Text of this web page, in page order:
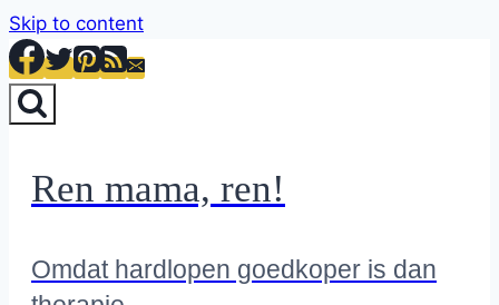
Skip to content
Ren mama, ren!
Omdat hardlopen goedkoper is dan